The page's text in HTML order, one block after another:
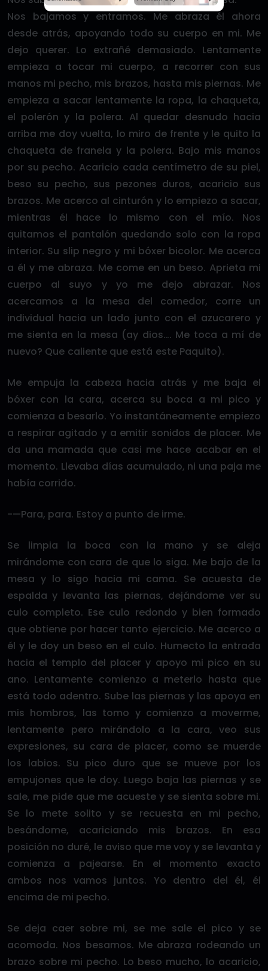
Nos bajamos y entramos. Me abraza él ahora
desde atrás, apoyando todo su cuerpo en mi. Me
dejo querer. Lo extrañé demasiado. Lentamente
empieza a tocar mi cuerpo, a recorrer con sus
manos mi pecho, mis brazos, hasta mis piernas. Me
empieza a sacar lentamente la ropa, la chaqueta,
el polerón y la polera. Al quedar desnudo hacia
arriba me doy vuelta, lo miro de frente y le quito la
chaqueta de franela y la polera. Bajo mis manos
por su pecho. Acaricio cada centímetro de su piel,
beso su pecho, sus pezones duros, acaricio sus
brazos. Me acerco al cinturón y lo empiezo a sacar,
mientras él hace lo mismo con el mío. Nos
quitamos el pantalón quedando solo con la ropa
interior. Su slip negro y mi bóxer bicolor. Me acerca
a él y me abraza. Me come en un beso. Aprieta mi
cuerpo al suyo y yo me dejo abrazar. Nos
acercamos a la mesa del comedor, corre un
individual hacia un lado junto con el azucarero y
me sienta en la mesa (ay dios…. Me toca a mí de
nuevo? Que caliente que está este Paquito).
Me empuja la cabeza hacia atrás y me baja el
bóxer con la cara, acerca su boca a mi pico y
comienza a besarlo. Yo instantáneamente empiezo
a respirar agitado y a emitir sonidos de placer. Me
da una mamada que casi me hace acabar en el
momento. Llevaba días acumulado, ni una paja me
había corrido.
-—Para, para. Estoy a punto de irme.
Se limpia la boca con la mano y se aleja
mirándome con cara de que lo siga. Me bajo de la
mesa y lo sigo hacia mi cama. Se acuesta de
espalda y levanta las piernas, dejándome ver su
culo completo. Ese culo redondo y bien formado
que obtiene por hacer tanto ejercicio. Me acerco a
él y le doy un beso en el culo. Humecto la entrada
hacia el templo del placer y apoyo mi pico en su
ano. Lentamente comienzo a meterlo hasta que
está todo adentro. Sube las piernas y las apoya en
mis hombros, las tomo y comienzo a moverme,
lentamente pero mirándolo a la cara, veo sus
expresiones, su cara de placer, como se muerde
los labios. Su pico duro que se mueve por los
empujones que le doy. Luego baja las piernas y se
sale, me pide que me acueste y se sienta sobre mi.
Se lo mete solito y se recuesta en mi pecho,
besándome, acariciando mis brazos. En esa
posición no duré, le aviso que me voy y se levanta y
comienza a pajearse. En el momento exacto
ambos nos vamos juntos. Yo dentro del él, él
encima de mi pecho.
Se deja caer sobre mi, se me sale el pico y se
acomoda. Nos besamos. Me abraza rodeando un
brazo sobre mi pecho. Lo beso mucho, lo acaricio,